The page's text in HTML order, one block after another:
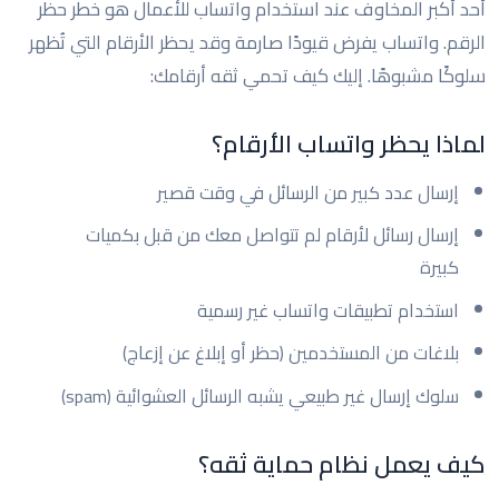
أحد أكبر المخاوف عند استخدام واتساب للأعمال هو خطر حظر
الرقم. واتساب يفرض قيودًا صارمة وقد يحظر الأرقام التي تُظهر
سلوكًا مشبوهًا. إليك كيف تحمي ثقه أرقامك:
لماذا يحظر واتساب الأرقام؟
إرسال عدد كبير من الرسائل في وقت قصير
إرسال رسائل لأرقام لم تتواصل معك من قبل بكميات
كبيرة
استخدام تطبيقات واتساب غير رسمية
بلاغات من المستخدمين (حظر أو إبلاغ عن إزعاج)
سلوك إرسال غير طبيعي يشبه الرسائل العشوائية (spam)
كيف يعمل نظام حماية ثقه؟